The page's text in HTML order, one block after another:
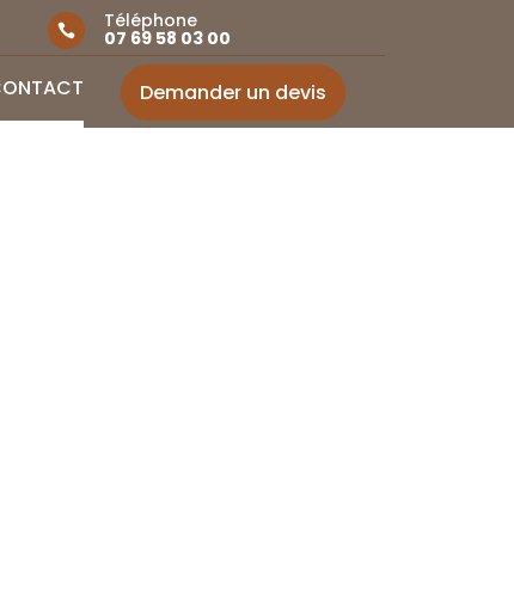
 Téléphone
07 69 58 03 00
Demander un devis